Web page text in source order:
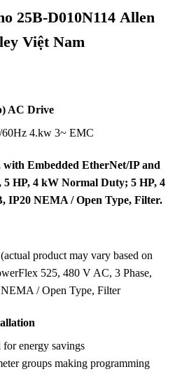
25B-D010N114 Allen
Việt Nam
AC Drive
60Hz 4.kw 3~ EMC
Embedded EtherNet/IP and
5 HP, 4 kW Normal Duty; 5 HP, 4
IP20 NEMA / Open Type, Filter.
product may vary based on
525, 480 V AC, 3 Phase,
/ Open Type, Filter
energy savings
groups making programming